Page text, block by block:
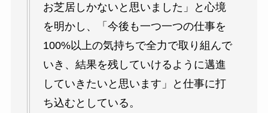
お芝居しかないと思いました」と心境
を明かし、「今後も一つ一つの仕事を
100%以上の気持ちで全力で取り組んで
いき、結果を残していけるように邁進
していきたいと思います」と仕事に打
ち込むとしている。